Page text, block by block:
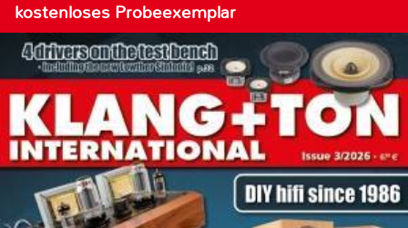
kostenloses Probeexemplar